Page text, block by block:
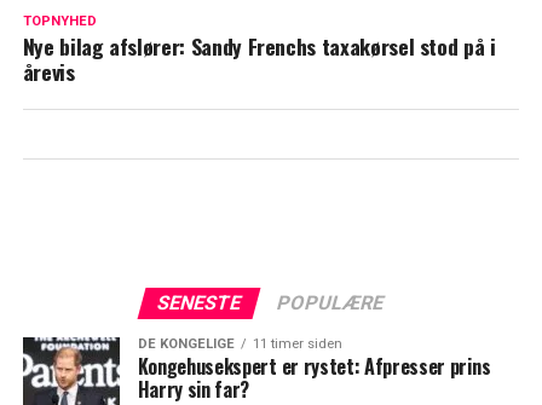
TOPNYHED
Nye bilag afslører: Sandy Frenchs taxakørsel stod på i
årevis
SENESTE POPULÆRE
DE KONGELIGE 11 timer siden
Kongehusekspert er rystet: Afpresser prins
Harry sin far?